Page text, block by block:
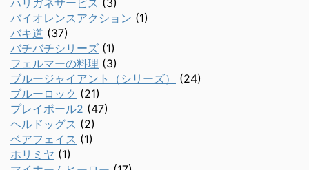
ハリガネサービス (3)
バイオレンスアクション (1)
バキ道 (37)
バチバチシリーズ (1)
フェルマーの料理 (3)
ブルージャイアント（シリーズ）
(24)
ブルーロック (21)
プレイボール2 (47)
ヘルドッグス (2)
ベアフェイス (1)
ホリミヤ (1)